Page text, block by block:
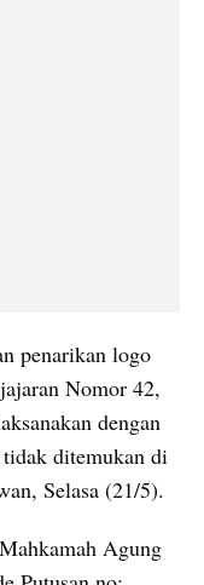
penarikan logo
Nomor 42,
dengan
tidak ditemukan di
Selasa (21/5).
Agung